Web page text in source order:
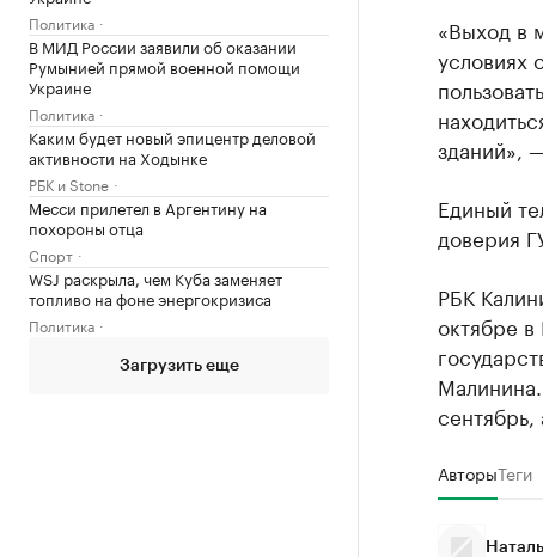
Политика
В МИД России заявили об оказании
Румынией прямой военной помощи
Украине
Политика
Каким будет новый эпицентр деловой
активности на Ходынке
РБК и Stone
Месси прилетел в Аргентину на
похороны отца
Спорт
WSJ раскрыла, чем Куба заменяет
топливо на фоне энергокризиса
Политика
Загрузить еще
«Выход в
условиях
зданий»,
Единый
доверия
РБК
октябре
АвторыТеги